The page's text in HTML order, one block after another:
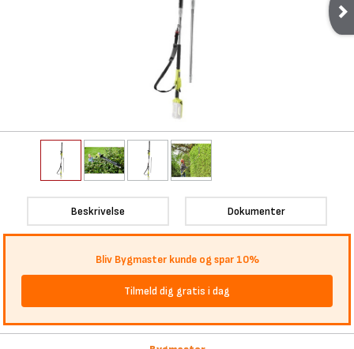
Beskrivelse Dokumenter
Bliv Bygmaster kunde og spar 10%
Tilmeld dig gratis i dag